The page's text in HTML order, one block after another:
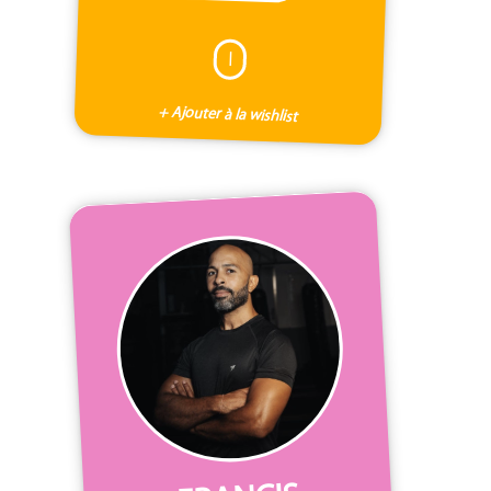
I
+ Ajouter à la wishlist